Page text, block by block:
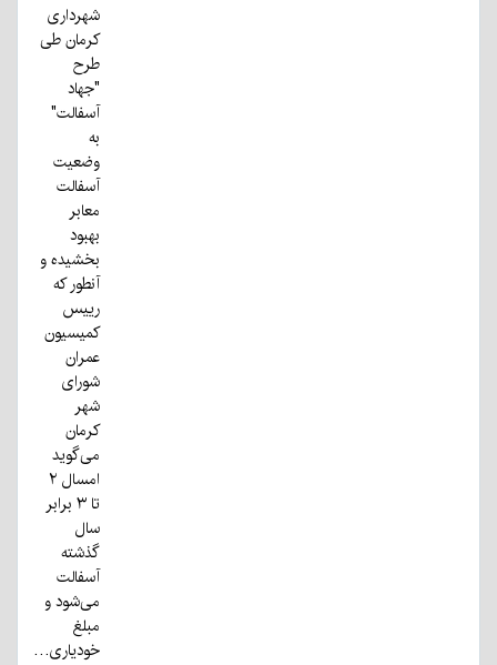
شهرداری
کرمان طی
طرح
"جهاد
آسفالت"
به
وضعیت
آسفالت
معابر
بهبود
بخشیده و
آنطور که
رییس
کمیسیون
عمران
شورای
شهر
کرمان
می‌گوید
امسال ۲
تا ۳ برابر
سال
گذشته
آسفالت
می‌شود و
مبلغ
خودیاری…